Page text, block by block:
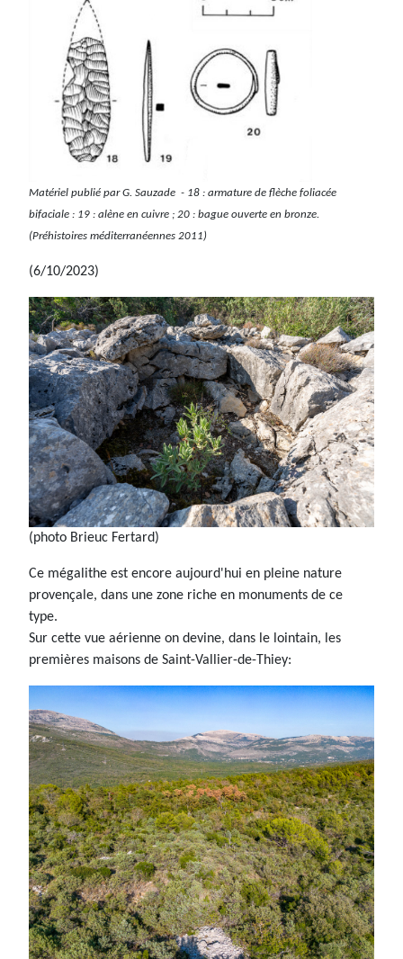
Matériel publié par G. Sauzade - 18 : armature de flèche foliacée
bifaciale : 19 : alène en cuivre ; 20 : bague ouverte en bronze.
(Préhistoires méditerranéennes 2011)
(6/10/2023)
(photo Brieuc Fertard)
Ce mégalithe est encore aujourd'hui en pleine nature
provençale, dans une zone riche en monuments de ce
type.
Sur cette vue aérienne on devine, dans le lointain, les
premières maisons de Saint-Vallier-de-Thiey: